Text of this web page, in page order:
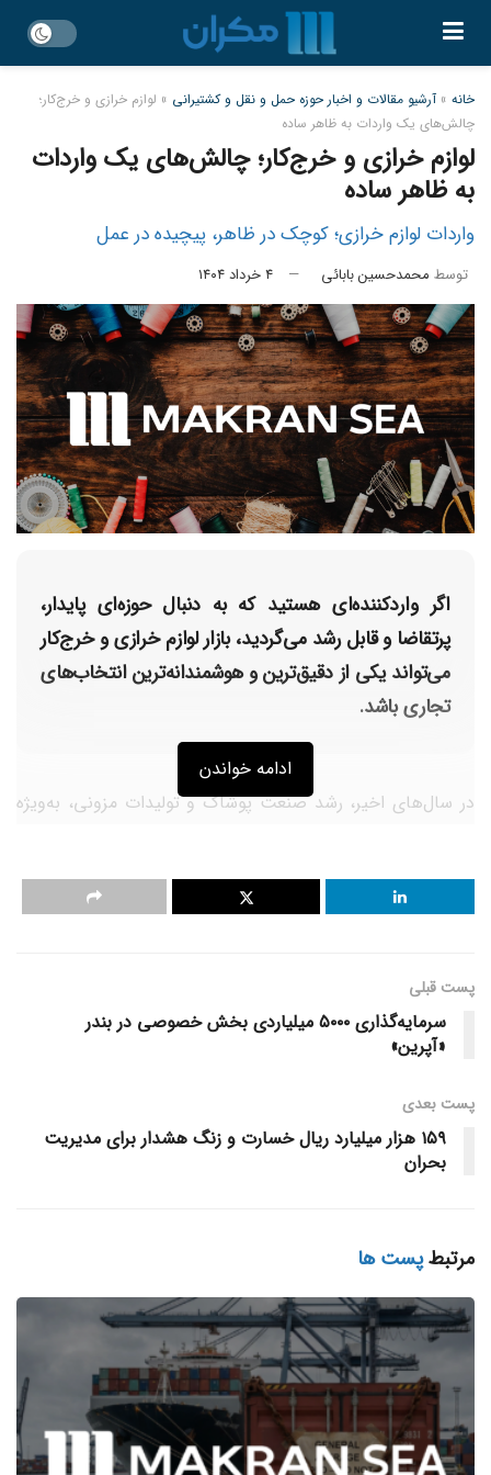
خانه » آرشیو مقالات و اخبار حوزه حمل و نقل و کشتیرانی » لوازم خرازی و خرج‌کار؛
چالش‌های یک واردات به ظاهر ساده
لوازم خرازی و خرج‌کار؛ چالش‌های یک واردات
به ظاهر ساده
واردات لوازم خرازی؛ کوچک در ظاهر، پیچیده در عمل
توسط محمدحسین بابائی ۴ خرداد ۱۴۰۴
اگر واردکننده‌ای هستید که به دنبال حوزه‌ای پایدار،
پرتقاضا و قابل رشد می‌گردید، بازار لوازم خرازی و خرج‌کار
می‌تواند یکی از دقیق‌ترین و هوشمندانه‌ترین انتخاب‌های
تجاری باشد.
در سال‌های اخیر، رشد صنعت پوشاک و تولیدات مزونی، به‌ویژه
خلاف ظاهر ساده این کالاها، فرآیند واردات‌شان پیچیدگی‌هایی
واردات خرازی؛ کوچک در ظاهر، پیچیده در عمل
لوازم خرازی و خرج‌کار معمولاً سبک، کم‌حجم و ظاهراً ساده‌اند. اما
همین ویژگی، وقتی با تنوع بسیار زیاد اقلام، تفاوت در کیفیت،
استاندارد و تعرفه گمرکی ترکیب می‌شود، این واردات را به یک
فرآیند حساس و چندمرحله‌ای تبدیل می‌کند.
ادامه خواندن
پست قبلی
سرمایه‌گذاری ۵۰۰۰ میلیاردی بخش خصوصی در بندر
«آپرین»
پست‌ بعدی
۱۵۹ هزار میلیارد ریال خسارت و زنگ هشدار برای مدیریت
بحران
مرتبطپست ها